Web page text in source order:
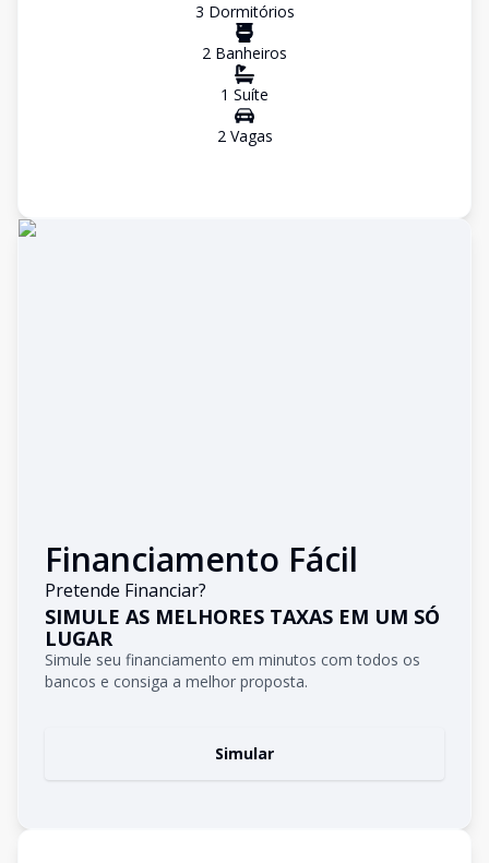
3 Dormitórios
2 Banheiros
1 Suíte
2Vagas
Financiamento Fácil
Pretende Financiar?
SIMULE AS MELHORES TAXAS EM UM SÓ
LUGAR
Simule seu financiamento em minutos com todos os
bancos e consiga a melhor proposta.
Simular